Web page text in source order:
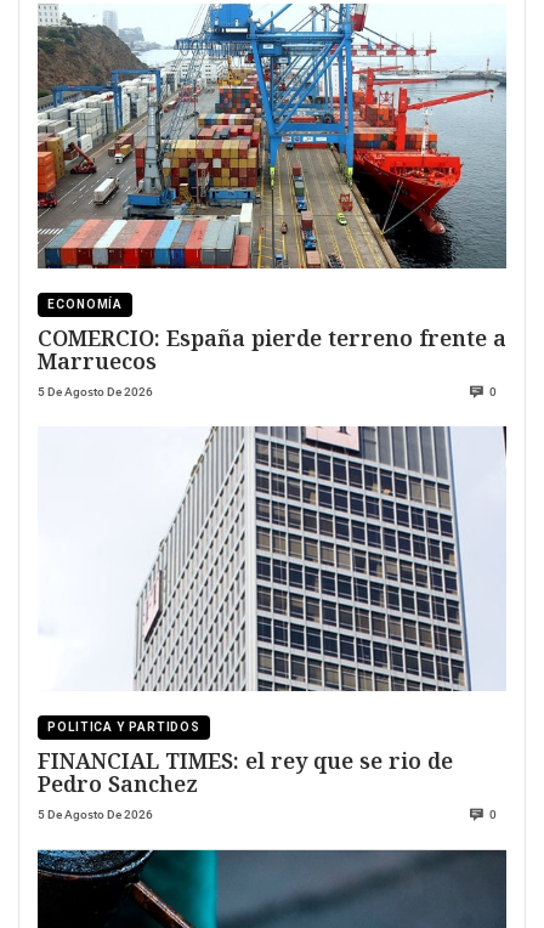
ECONOMÍA
COMERCIO: España pierde terreno frente a
Marruecos
5 De Agosto De 2026 0
POLITICA Y PARTIDOS
FINANCIAL TIMES: el rey que se rio de
Pedro Sanchez
5 De Agosto De 2026 0